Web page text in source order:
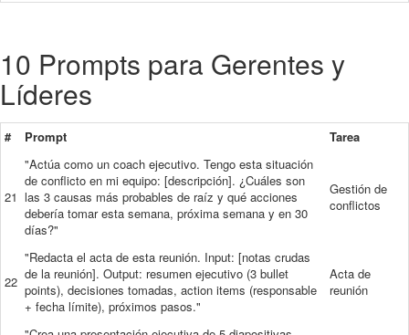
10 Prompts para Gerentes y
Líderes
# Prompt Tarea
21
"Actúa como un coach ejecutivo. Tengo esta situación
de conflicto en mi equipo: [descripción]. ¿Cuáles son
las 3 causas más probables de raíz y qué acciones
debería tomar esta semana, próxima semana y en 30
días?"
Gestión de
conflictos
22
"Redacta el acta de esta reunión. Input: [notas crudas
de la reunión]. Output: resumen ejecutivo (3 bullet
points), decisiones tomadas, action items (responsable
+ fecha límite), próximos pasos."
Acta de
reunión